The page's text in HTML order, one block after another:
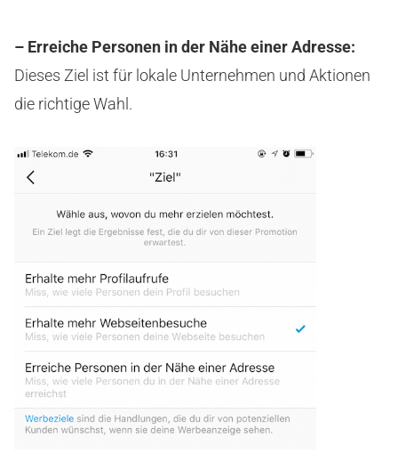
– Erreiche Personen in der Nähe einer Adresse:
Dieses Ziel ist für lokale Unternehmen und Aktionen
die richtige Wahl.